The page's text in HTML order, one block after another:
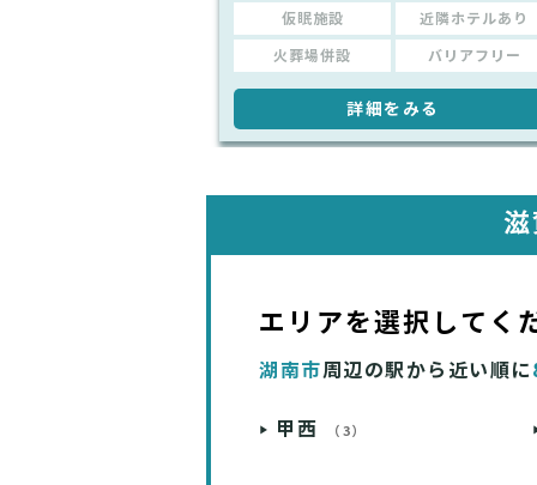
仮眠施設 近隣ホテルあり
火葬場併設 バリアフリー
詳細をみる
エリアを選択してく
湖南市周辺の駅から近い順に
甲西 （3）